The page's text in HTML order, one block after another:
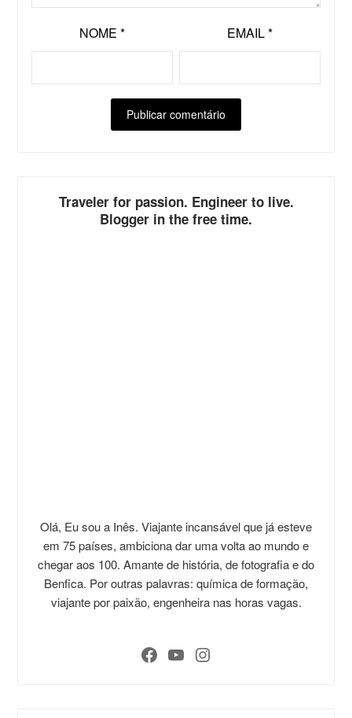
NOME * EMAIL*
Traveler for passion. Engineer to live.
Blogger in the free time.
Olá, Eu sou a Inês. Viajante incansável que já esteve
em 75 países, ambiciona dar uma volta ao mundo e
chegar aos 100. Amante de história, de fotografia e do
Benfica. Por outras palavras: química de formação,
viajante por paixão, engenheira nas horas vagas.